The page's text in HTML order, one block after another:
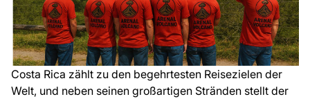
Costa Rica zählt zu den begehrtesten Reisezielen der
Welt, und neben seinen großartigen Stränden stellt der